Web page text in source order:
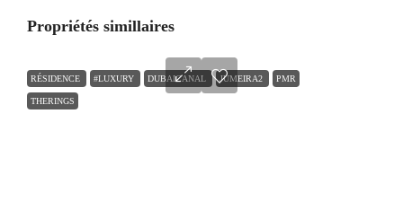
Propriétés simillaires
RÉSIDENCE #LUXURY DUBAICANAL JUMEIRA2 PMR
THERINGS